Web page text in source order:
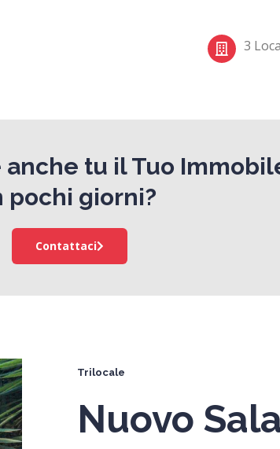
3
tu il Tuo
pochi giorni?
Contattaci
Trilocale
Nuovo